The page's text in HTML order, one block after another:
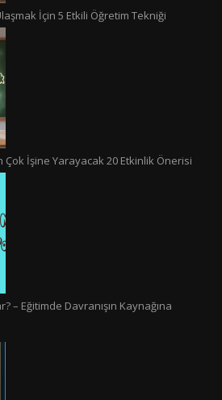
İçin 5 Etkili Öğretim Tekniği
Çok İşine Yarayacak 20 Etkinlik Önerisi
– Eğitimde Davranışın Kaynağına